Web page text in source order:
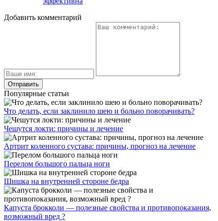
Добавить комментарий
Популярные статьи
Что делать, если заклинило шею и больно поворачивать?
Чешутся локти: причины и лечение
Артрит коленного сустава: причины, прогноз на лечение
Перелом большого пальца ноги
Шишка на внутренней стороне бедра
Капуста брокколи — полезные свойства и противопоказания,
возможный вред ?